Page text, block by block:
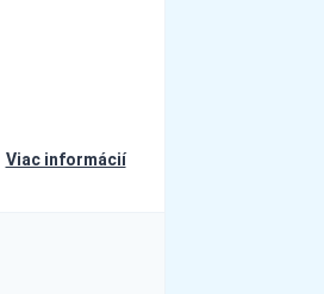
Viac informácií